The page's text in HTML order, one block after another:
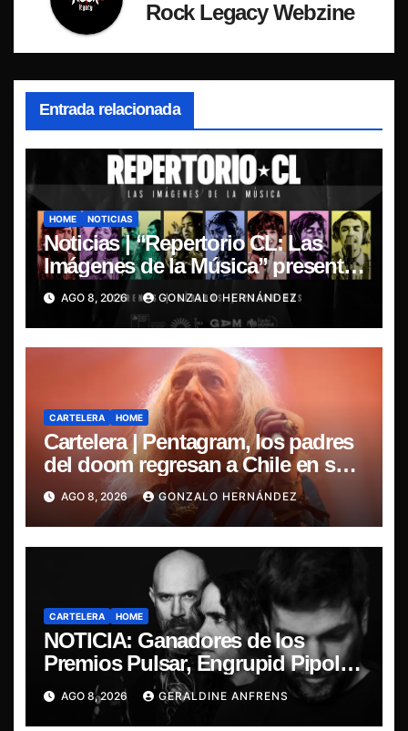
Rock Legacy Webzine
Entrada relacionada
HOME NOTICIAS
Noticias | “Repertorio CL: Las
Imágenes de la Música” presenta
la esencia del nuevo sonido
nacional
AGO 8, 2026 GONZALO HERNÁNDEZ
CARTELERA HOME
Cartelera | Pentagram, los padres
del doom regresan a Chile en su
última misa
AGO 8, 2026 GONZALO HERNÁNDEZ
CARTELERA HOME
NOTICIA: Ganadores de los
Premios Pulsar, Engrupid Pipol
presentan show exclusivo.
AGO 8, 2026 GERALDINE ANFRENS